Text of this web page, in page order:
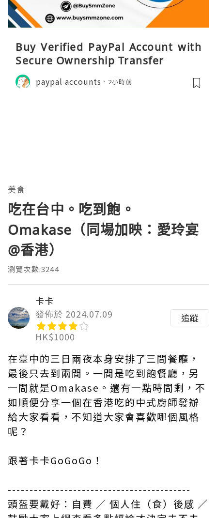
Buy Verified PayPal Account with
Secure Ownership Transfer
paypal accounts 2小時前
美食
吃在台中。吃到飽。
Omakase（同場加映：愛玲宴
@香港）
瀏覽次數:3244
卡卡
發佈於 2024.07.09
HK$1000
追蹤
在臺中的三日兩夜本身安排了三間餐廳，
最後只去到兩間。一間是吃到飽餐廳，另
一間就是Omakase。還有一點時間剩，不
如順便分享一個在香港吃的中式廚師發辦
給大家看看，不知道大家會喜歡哪個風格
呢？
跟著卡卡GoGoGo！
------------------------------------------
頭盔要戴好：自費 ／ 個人住（食）後感 ／